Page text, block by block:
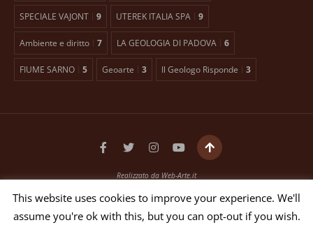
SPECIALE VAJONT 9 UTEREK ITALIA SPA 9
Ambiente e diritto 7 LA GEOLOGIA DI PADOVA 6
FIUME SARNO 5 Geoarte 3 Il Geologo Risponde 3
Realizzato da Web-Arte.it
EDITORE ANTONIO TOSCANO Via Bellini, 21 35012 Camposampiero (PD)
P.IVA 03551640653 - N. REG. ROC 26268
This website uses cookies to improve your experience. We'll
assume you're ok with this, but you can opt-out if you wish.